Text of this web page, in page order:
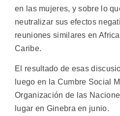
en las mujeres, y sobre lo
neutralizar sus efectos
reuniones similares en
Caribe.
El resultado de esas
luego en la Cumbre Social
Organización de las
lugar en Ginebra en junio.